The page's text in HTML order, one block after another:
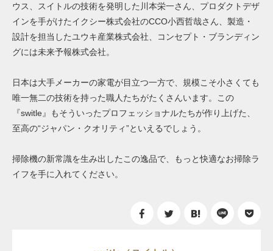
ウス、スイトルの技術を発明した川本栄一さん、プロダクトデザ
インを手がけたイクシー株式会社のCCO小西哲哉さん、製造・
設計を担当したユウキ産業株式会社、コンセプト・ブランディン
グには未来予報株式会社。
日本は大手メーカーの家電が目立つ一方で、規模こそ小さくても
唯一無二の技術を持った職人たちがたくさんいます。この
『switle』もそういったプロフェッショナルたちが作り上げた、
至高の“ジャパン・クオリティ”といえるでしょう。
掃除機の新常識を生み出したこの逸品で、もっと快適なお掃除ラ
イフを手に入れてください。